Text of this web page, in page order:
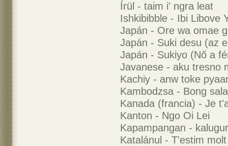
Írül - taim i' ngra leat
Ishkibibble - Ibi Libove
Japán - Ore wa omae
Japán - Suki desu (az
Japán - Sukiyo (Nő a
Javanese - aku tresno
Kachiy - anw toke
Kambodzsa - Bong
Kanada (francia) - Je
Kanton - Ngo Oi Lei
Kapampangan -
Katalánul - T'estim molt